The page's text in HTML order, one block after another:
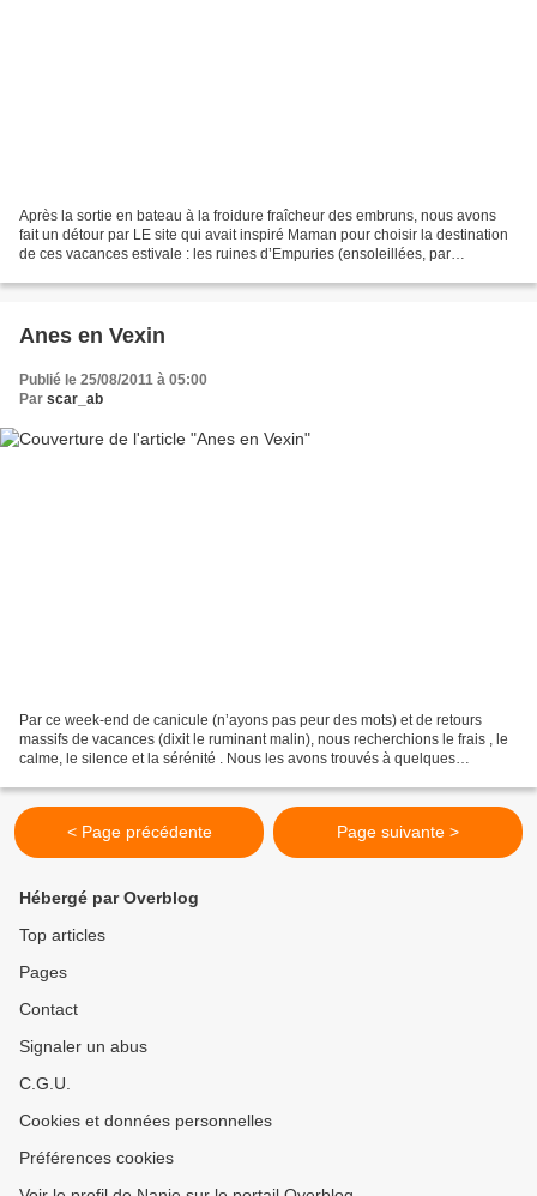
Après la sortie en bateau à la froidure fraîcheur des embruns, nous avons
fait un détour par LE site qui avait inspiré Maman pour choisir la destination
de ces vacances estivale : les ruines d’Empuries (ensoleillées, par
Anes en Vexin
Publié le 25/08/2011 à 05:00
Par scar_ab
Par ce week-end de canicule (n’ayons pas peur des mots) et de retours
massifs de vacances (dixit le ruminant malin), nous recherchions le frais , le
calme, le silence et la sérénité . Nous les avons trouvés à quelques
< Page précédente Page suivante >
Hébergé par Overblog
Top articles
Pages
Contact
Signaler un abus
C.G.U.
Cookies et données personnelles
Préférences cookies